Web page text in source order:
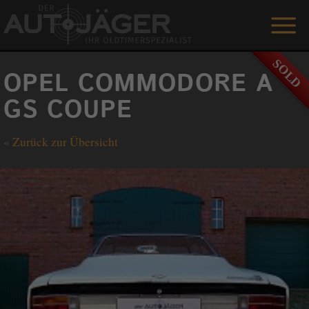
ANGEBOTE
LEISTUNGEN
REFERENZEN
DER AUTOJÄGER
GÄSTEBUCH
KONTAKT
0 1515 / 466 66 80
OPEL COMMODORE A
GS COUPE
« Zurück zur Übersicht